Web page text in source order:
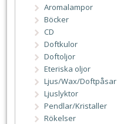
Aromalampor
Böcker
CD
Doftkulor
Doftoljor
Eteriska oljor
Ljus/Wax/Doftpåsar
Ljuslyktor
Pendlar/Kristaller
Rökelser